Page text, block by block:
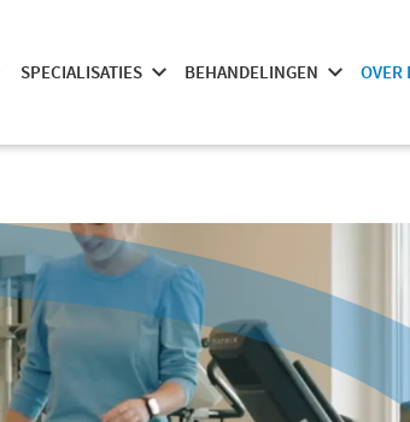
HOME
SPECIALISATIES BEHANDELINGEN OVER